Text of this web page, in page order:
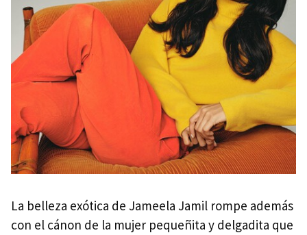
La belleza exótica de Jameela Jamil rompe además
con el cánon de la mujer pequeñita y delgadita que